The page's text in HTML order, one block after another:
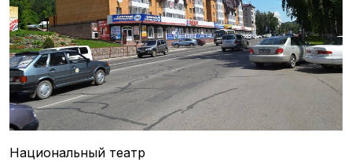
Национальный театр